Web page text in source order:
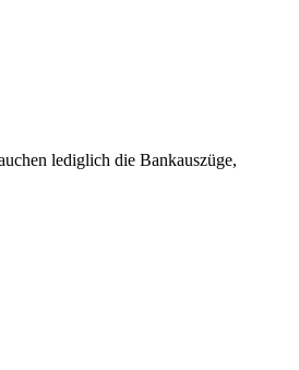
lediglich die Bankauszüge,